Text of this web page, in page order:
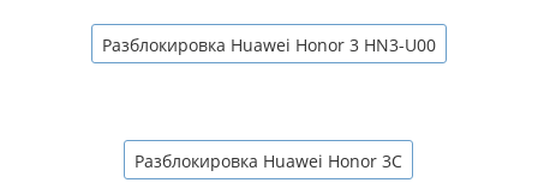
Разблокировка Huawei Honor 3 HN3-U00
Разблокировка Huawei Honor 3C